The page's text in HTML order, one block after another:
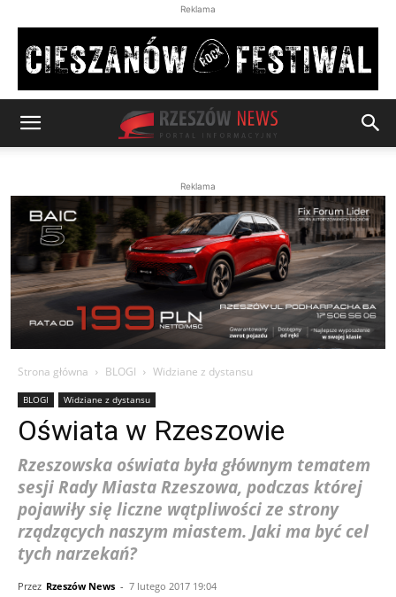
Reklama
Reklama
Strona główna BLOGI Widziane z dystansu
BLOGI Widziane z dystansu
Oświata w Rzeszowie
Rzeszowska oświata była głównym tematem
sesji Rady Miasta Rzeszowa, podczas której
pojawiły się liczne wątpliwości ze strony
rządzących naszym miastem. Jaki ma być cel
tych narzekań?
Przez Rzeszów News - 7 lutego 2017 19:04